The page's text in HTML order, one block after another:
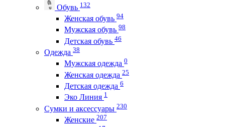
Обувь 132
Женская обувь 94
Мужская обувь 98
Детская обувь 46
Одежда 38
Мужская одежда 0
Женская одежда 25
Детская одежда 6
Эко Линия 1
Сумки и аксессуары 230
Женские 207